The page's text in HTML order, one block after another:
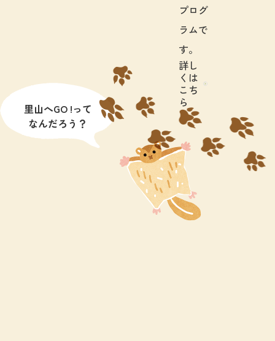
プログ
ラムで
す。
詳し
くは
こち
ら
里山へGO !って
なんだろう？